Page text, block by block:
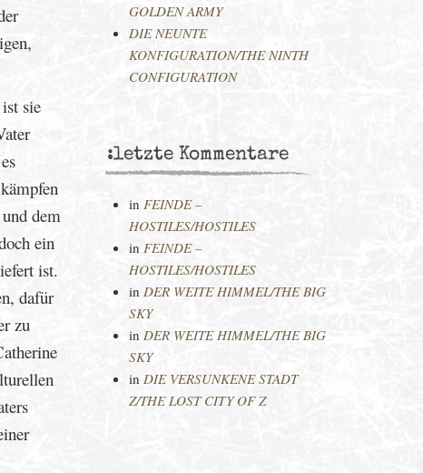
sie
dem
ein
ist.
dafür
zu
GOLDEN ARMY
DIE NEUNTE
KONFIGURATION/THE NINTH
CONFIGURATION
:letzte Kommentare
in FEINDE –
HOSTILES/HOSTILES
in FEINDE –
HOSTILES/HOSTILES
in DER WEITE HIMMEL/THE BIG
SKY
in DER WEITE HIMMEL/THE BIG
SKY
in DIE VERSUNKENE STADT
Z/THE LOST CITY OF Z